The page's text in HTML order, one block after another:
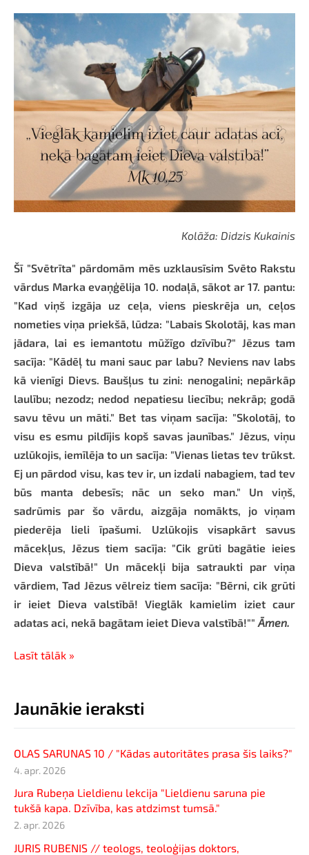
Jaunākie ieraksti
OLAS SARUNAS 10 / "Kādas autoritātes prasa šis laiks?"
4. apr. 2026
Jura Rubeņa Lieldienu lekcija "Lieldienu saruna pie
tukšā kapa. Dzīvība, kas atdzimst tumsā."
2. apr. 2026
JURIS RUBENIS // teologs, teoloģijas doktors,
Kolāža: Didzis Kukainis
Šī "Svētrīta" pārdomām mēs uzklausīsim Svēto Rakstu
vārdus Marka evaņģēlija 10. nodaļā, sākot ar 17. pantu:
"Kad viņš izgāja uz ceļa, viens pieskrēja un, ceļos
nometies viņa priekšā, lūdza: "Labais Skolotāj, kas man
jādara, lai es iemantotu mūžīgo dzīvību?" Jēzus tam
sacīja: "Kādēļ tu mani sauc par labu? Neviens nav labs
kā vienīgi Dievs. Baušļus tu zini: nenogalini; nepārkāp
laulību; nezodz; nedod nepatiesu liecību; nekrāp; godā
savu tēvu un māti." Bet tas viņam sacīja: "Skolotāj, to
visu es esmu pildījis kopš savas jaunības." Jēzus, viņu
uzlūkojis, iemīlēja to un sacīja: "Vienas lietas tev trūkst.
Ej un pārdod visu, kas tev ir, un izdali nabagiem, tad tev
būs manta debesīs; nāc un seko man." Un viņš,
sadrūmis par šo vārdu, aizgāja nomākts, jo viņam
piederēja lieli īpašumi. Uzlūkojis visapkārt savus
mācekļus, Jēzus tiem sacīja: "Cik grūti bagātie ieies
Dieva valstībā!" Un mācekļi bija satraukti par viņa
vārdiem, Tad Jēzus vēlreiz tiem sacīja: "Bērni, cik grūti
ir ieiet Dieva valstībā! Vieglāk kamielim iziet caur
adatas aci, nekā bagātam ieiet Dieva valstībā!"" Āmen.
Lasīt tālāk »